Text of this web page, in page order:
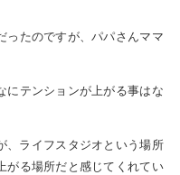
ったのですが、パパさんママ
にテンションが上がる事はな
、ライフスタジオという場所
がる場所だと感じてくれてい